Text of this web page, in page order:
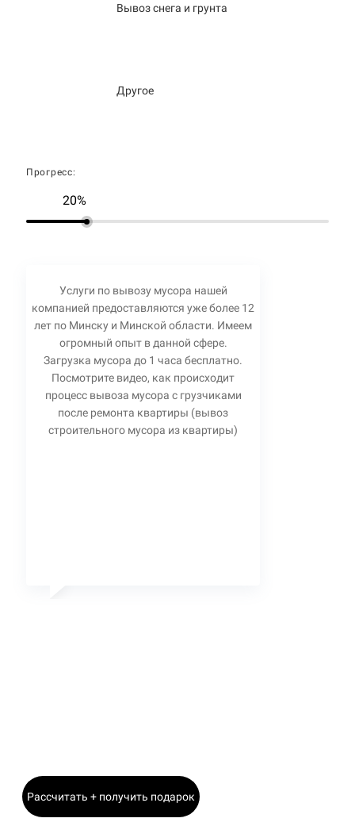
Вывоз снега и грунта
Другое
Прогресс:
20%
Услуги по вывозу мусора нашей
компанией предоставляются уже более 12
лет по Минску и Минской области. Имеем
огромный опыт в данной сфере.
Загрузка мусора до 1 часа бесплатно.
Посмотрите видео, как происходит
процесс вывоза мусора с грузчиками
после ремонта квартиры (вывоз
строительного мусора из квартиры)
Рассчитать + получить подарок